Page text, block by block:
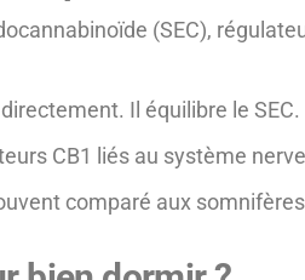
(SEC),
Il équilibre le SEC.
CB1 liés au système
comparé aux